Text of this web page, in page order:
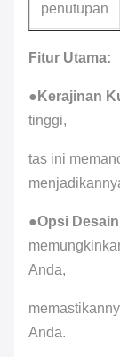
penutupan
Bahan
Warna
Kualitas
Fitur Utama:
● Kerajinan
tinggi,
tas ini
●Opsi
Anda,
Anda.